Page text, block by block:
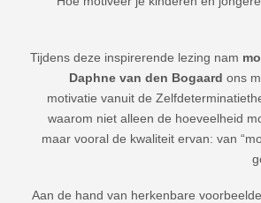
Tijdens deze inspirerende lezing nam
Daphne van den Bogaard ons
motivatie vanuit de
waarom niet alleen de hoeveelheid
maar vooral de kwaliteit ervan: van
Aan de hand van herkenbare